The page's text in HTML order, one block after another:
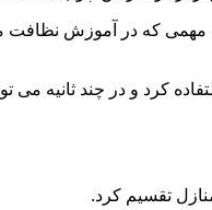
که در آموزش نظافت
کرد و در چند ثانیه
تقسیم کرد.